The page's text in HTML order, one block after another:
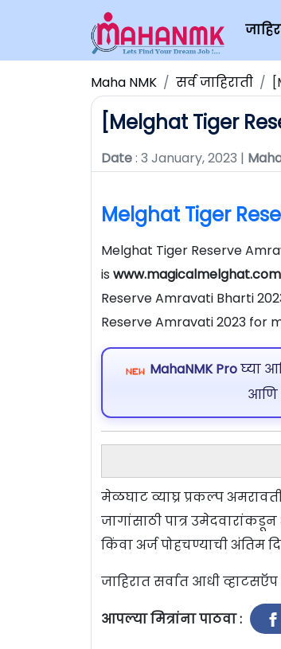
Maha NMK सर्व जाहिराती
[Melghat Tiger
Date: 3 January, 2023 |
Melghat Tiger
Melghat Tiger Reserve
is www.magicalmelghat.com
Reserve Amravati Bharti
Reserve Amravati 2023 for
MahaNMK Proघ्या
आणि
मेळघाट व्याघ्र प्रकल्प
जागांसाठी पात्र
किंवा अर्ज पोहचण्याची अंतिम
जाहिरात सर्वात आधी
आपल्या मित्रांना पाठवा :